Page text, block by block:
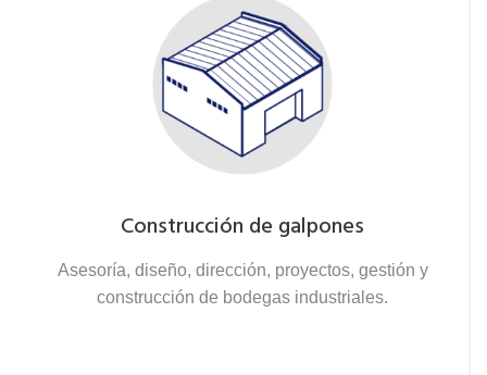
Construcción de galpones
Asesoría, diseño, dirección, proyectos, gestión y
construcción de bodegas industriales.